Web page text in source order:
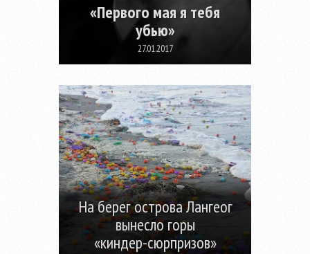
«Первого мая я тебя
убью»
27.01.2017
На берег острова Лангеог
вынесло горы
«киндер-сюрпризов»